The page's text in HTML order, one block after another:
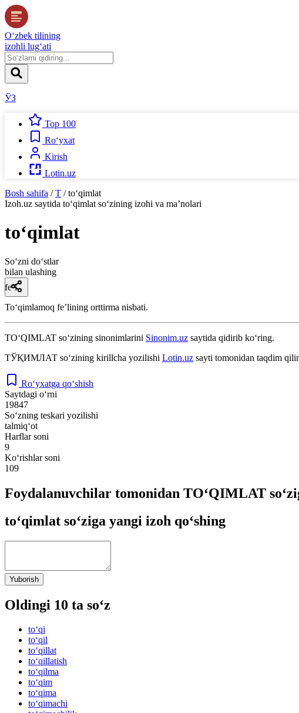
O‘zbek tilining
izohli lug‘ati
ЎЗ
Top 100
Ro‘yxat
Kirish
Lotin.uz
Bosh sahifa / T / to‘qimlat
Izoh.uz saytida to‘qimlat so‘zining izohi va ma’nolari
to‘qimlat
So‘zni do‘stlar
bilan ulashing
fe’l
Toʻqimlamoq feʼlining orttirma nisbati.
TO‘QIMLAT so‘zining sinonimlarini Sinonim.uz saytida qidirib ko‘ring.
ТЎҚИМЛАТ so‘zining kirillcha yozilishi Lotin.uz sayti tomonidan taqdim
Ro‘yxatga qo‘shish
Saytdagi o‘rni
19847
So‘zning teskari yozilishi
talmiq‘ot
Harflar soni
9
Ko‘rishlar soni
109
Foydalanuvchilar tomonidan TO‘QIMLAT
to‘qimlat so‘ziga yangi izoh qo‘shing
Yuborish
Oldingi 10 ta so‘z
to‘qi
to‘qil
to‘qillat
to‘qillatish
to‘qilma
to‘qim
to‘qima
to‘qimachi